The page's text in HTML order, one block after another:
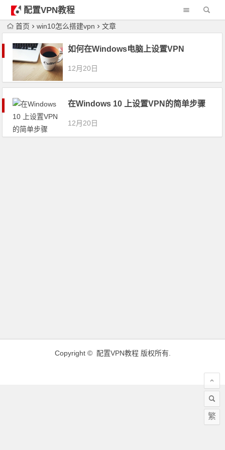
配置VPN教程
首页 win10怎么搭建vpn 文章
如何在Windows电脑上设置VPN
12月20日
在Windows 10 上设置VPN的简单步骤
12月20日
Copyright © 配置VPN教程版权所有.
繁